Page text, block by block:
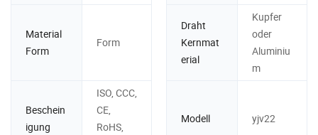
Material
Form
Form
Draht
Kernmat
erial
Kupfer
oder
Aluminiu
m
Beschein
igung
ISO, CCC,
CE,
RoHS,
Modell yjv22